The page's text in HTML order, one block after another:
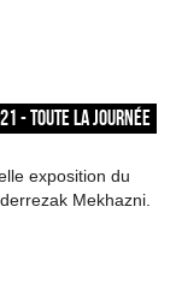
- TOUTE LA JOURNÉE
exposition du
Mekhazni.